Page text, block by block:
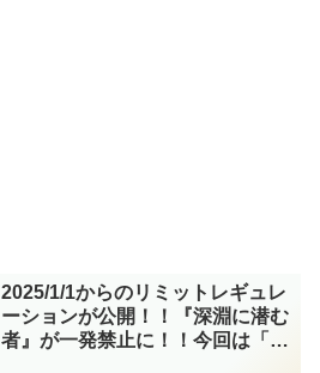
2025/1/1からのリミットレギュレ
ーションが公開！！『深淵に潜む
者』が一発禁止に！！今回は「ラ